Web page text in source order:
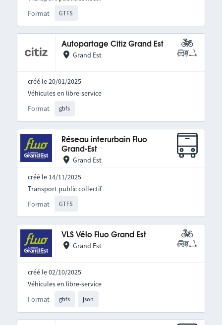
Format GTFS
Autopartage Citiz Grand Est
Grand Est
créé le 20/01/2025
Format gbfs
Véhicules en libre-service
Réseau interurbain Fluo
Grand-Est
Grand Est
créé le 14/11/2025
Format GTFS
Transport public collectif
VLS Vélo Fluo Grand Est
Grand Est
créé le 02/10/2025
Format gbfs json
Véhicules en libre-service